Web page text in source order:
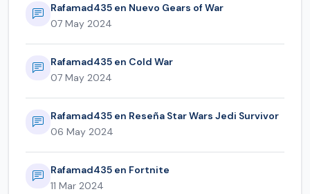
Rafamad435 en Nuevo Gears of War
07 May 2024
Rafamad435 en Cold War
07 May 2024
Rafamad435 en Reseña Star Wars Jedi Survivor
06 May 2024
Rafamad435 en Fortnite
11 Mar 2024